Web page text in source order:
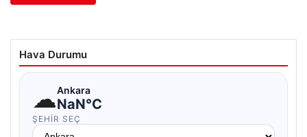
Hava Durumu
☁Ankara
NaN°C
ŞEHIR SEÇ